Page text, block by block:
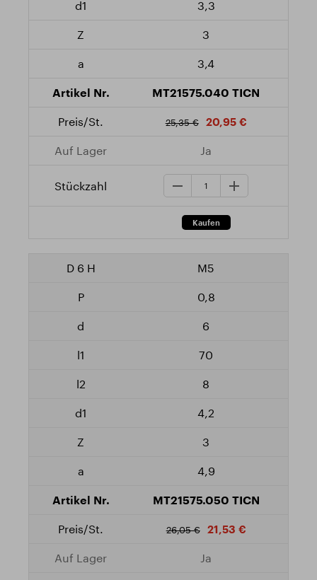
3,3
3
3,4
MT21575.040 TICN
25,35 € 20,95 €
Ja
M5
0,8
6
70
8
4,2
3
4,9
MT21575.050 TICN
26,05 € 21,53 €
Ja